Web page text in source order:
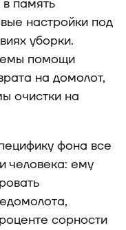
память
настройки под
уборки.
помощи
на домолот,
очистки на
фона все
человека: ему
сорности